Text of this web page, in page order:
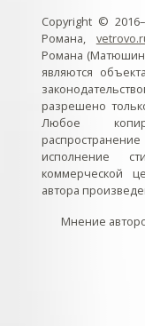
Copyright ©
Романа,
Романа
являются
разрешено
Любое
исполнение
коммерческой
автора
Мнение